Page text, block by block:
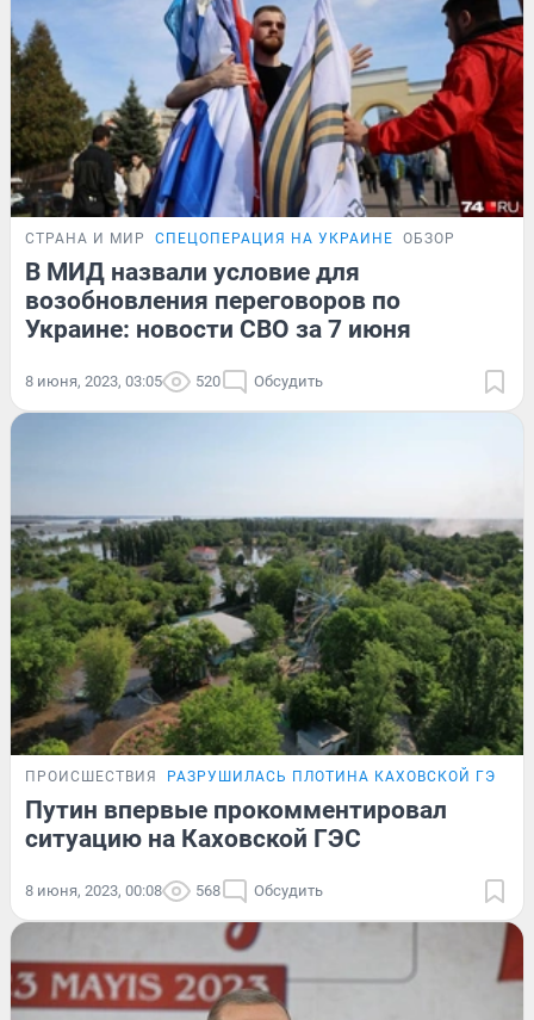
СТРАНА И МИР СПЕЦОПЕРАЦИЯ НА УКРАИНЕ ОБЗОР
В МИД назвали условие для
возобновления переговоров по
Украине: новости СВО за 7 июня
8 июня, 2023, 03:05 520 Обсудить
ПРОИСШЕСТВИЯ РАЗРУШИЛАСЬ ПЛОТИНА КАХОВСКОЙ ГЭС
Путин впервые прокомментировал
ситуацию на Каховской ГЭС
8 июня, 2023, 00:08 568 Обсудить